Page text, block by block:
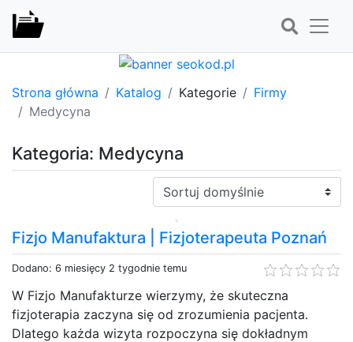
Strona główna Katalog Kategorie
Firmy
Medycyna
Kategoria: Medycyna
Sortuj:
Fizjo Manufaktura | Fizjoterapeuta Poznań
Dodano: 6 miesięcy 2 tygodnie temu
W Fizjo Manufakturze wierzymy, że skuteczna
fizjoterapia zaczyna się od zrozumienia pacjenta.
Dlatego każda wizyta rozpoczyna się dokładnym